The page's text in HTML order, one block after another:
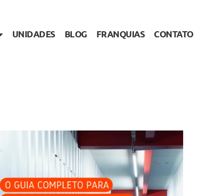
UNIDADES BLOG FRANQUIAS CONTATO